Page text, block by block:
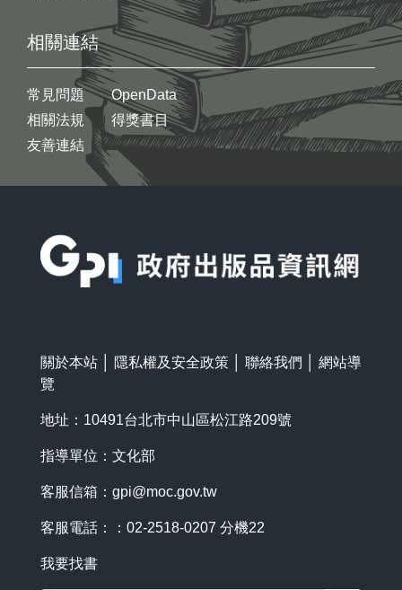
相關連結
常見問題
相關法規
友善連結
OpenData
得獎書目
關於本站 隱私權及安全政策 聯絡我們
網站導
覽
地址：10491台北市中山區松江路209號
指導單位：文化部
客服信箱： gpi@moc.gov.tw
客服電話：：02-2518-0207 分機22
我要找書